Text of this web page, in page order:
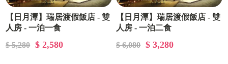
【日月潭】瑞居渡假飯店 - 雙
人房 - 一泊一食
$ 5,280
$ 2,580
【日月潭】瑞居渡假飯店 - 雙
人房 - 一泊二食
$ 6,080
$ 3,280